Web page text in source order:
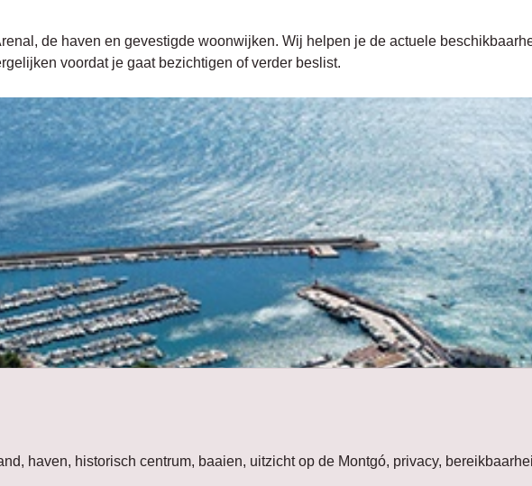
de haven en gevestigde woonwijken. Wij helpen je de actuele
voordat je gaat bezichtigen of verder beslist.
haven, historisch centrum, baaien, uitzicht op de Montgó, privacy,